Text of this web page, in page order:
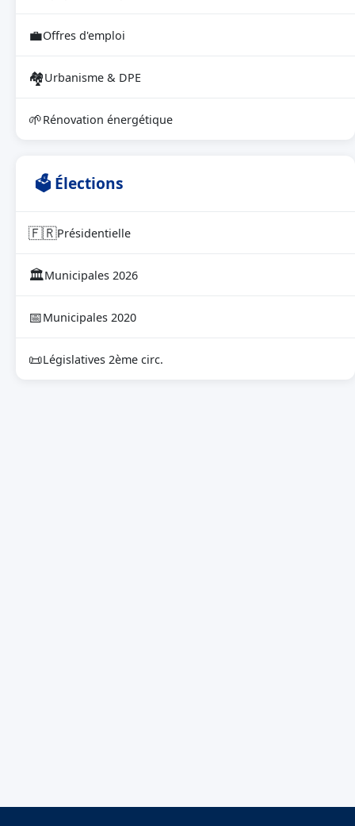
💼Offres d'emploi
🏘Urbanisme & DPE
🌱Rénovation énergétique
🗳 Élections
🇫🇷Présidentielle
🏛Municipales 2026
📅Municipales 2020
📜Législatives 2ème circ.